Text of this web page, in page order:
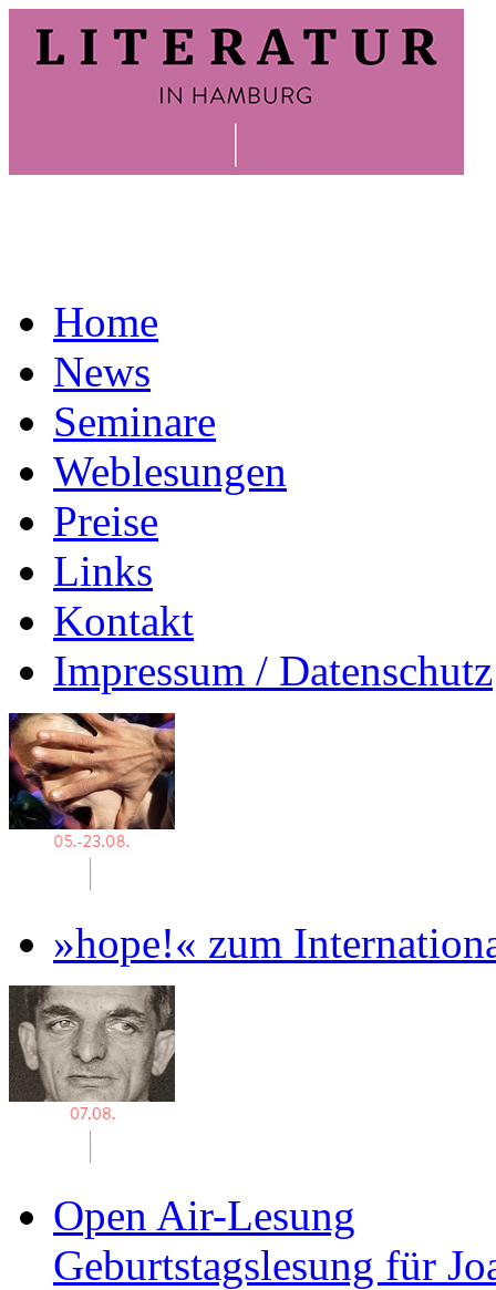
Home
News
Seminare
Weblesungen
Preise
Links
Kontakt
Impressum / Datenschutz
»hope!« zum
Open Air-Lesung
Geburtstagslesung für